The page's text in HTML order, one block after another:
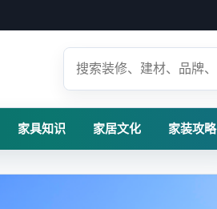
家具知识 家居文化 家装攻略